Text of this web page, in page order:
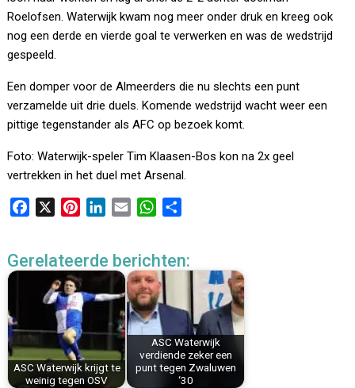
Roelofsen. Waterwijk kwam nog meer onder druk en kreeg ook
nog een derde en vierde goal te verwerken en was de wedstrijd
gespeeld.
Een domper voor de Almeerders die nu slechts een punt
verzamelde uit drie duels. Komende wedstrijd wacht weer een
pittige tegenstander als AFC op bezoek komt.
Foto: Waterwijk-speler Tim Klaasen-Bos kon na 2x geel
vertrekken in het duel met Arsenal.
e
k
t
e
r
e
s
t
k
d
I
n
i
l
W
t
s
A
p
p
e
Gerelateerde berichten:
ASC Waterwijk krijgt te
weinig tegen OSV
ASC Waterwijk
verdiende zeker een
punt tegen Zwaluwen
‘30